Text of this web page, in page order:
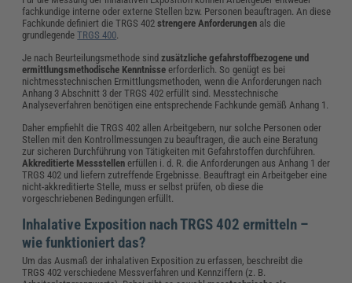
fachkundige interne oder externe Stellen bzw. Personen beauftragen. An diese
Fachkunde definiert die TRGS 402strengere Anforderungen als die
grundlegendeTRGS 400
Je nach Beurteilungsmethode sindzusätzliche gefahrstoffbezogene und
ermittlungsmethodische Kenntnisse erforderlich. So genügt es bei
nichtmesstechnischen Ermittlungsmethoden, wenn die Anforderungen nach
Anhang 3 Abschnitt 3 der TRGS 402 erfüllt sind. Messtechnische
Analyseverfahren benötigen eine entsprechende Fachkunde gemäß Anhang 1.
Daher empfiehlt die TRGS 402 allen Arbeitgebern, nur solche Personen oder
Stellen mit den Kontrollmessungen zu beauftragen, die auch eine Beratung
zur sicheren Durchführung von Tätigkeiten mit Gefahrstoffen durchführen.
Akkreditierte Messstellen erfüllen i. d. R. die Anforderungen aus Anhang 1 der
TRGS 402 und liefern zutreffende Ergebnisse. Beauftragt ein Arbeitgeber eine
nicht-akkreditierte Stelle, muss er selbst prüfen, ob diese die
vorgeschriebenen Bedingungen erfüllt.
Inhalative Exposition nach TRGS 402 ermitteln –
wie funktioniert das?
Um das Ausmaß der inhalativen Exposition zu erfassen, beschreibt die
TRGS 402 verschiedene Messverfahren und Kennziffern (z. B.